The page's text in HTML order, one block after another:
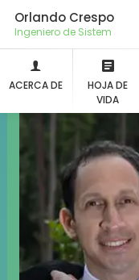
Orlando Crespo
Ingeniero
ACERCA DE
HOJA DE
VIDA